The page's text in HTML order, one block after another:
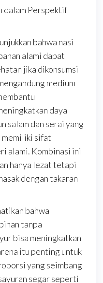
dalam Perspektif
bahwa nasi
alami dapat
jika dikonsumsi
medium
daya
salam dan serai yang
memiliki sifat
alami. Kombinasi ini
hanya lezat tetapi
dengan takaran
bahwa
tanpa
bisa meningkatkan
itu penting untuk
yang seimbang
segar seperti